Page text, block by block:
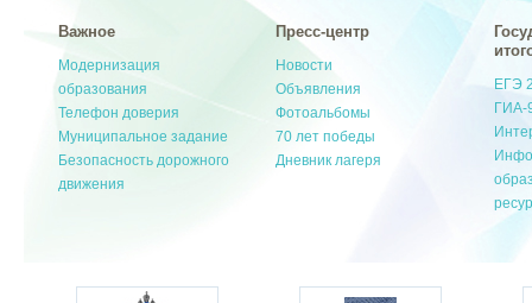
Важное
Модернизация
образования
Телефон доверия
Муниципальное задание
Безопасность дорожного
движения
Пресс-центр
Новости
Объявления
Фотоальбомы
70 лет победы
Дневник лагеря
ЕГЭ
ГИА-